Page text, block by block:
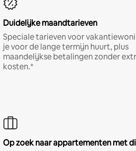
Duidelijke maandtarieven
Speciale tarieven voor
je voor de lange termijn huurt, plus
maandelijkse betalingen zonder
kosten.*
Op zoek naar appartementen met